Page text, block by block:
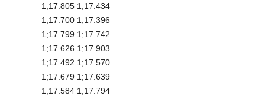
1;17.805 1;17.434
1;17.700 1;17.396
1;17.799 1;17.742
1;17.626 1;17.903
1;17.492 1;17.570
1;17.679 1;17.639
1;17.584 1;17.794